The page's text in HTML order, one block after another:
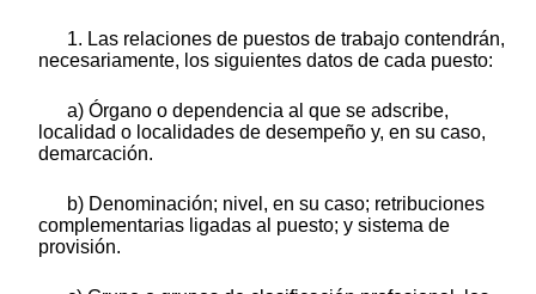
1. Las relaciones de puestos de trabajo contendrán,
necesariamente, los siguientes datos de cada puesto:
a) Órgano o dependencia al que se adscribe,
localidad o localidades de desempeño y, en su caso,
demarcación.
b) Denominación; nivel, en su caso; retribuciones
complementarias ligadas al puesto; y sistema de
provisión.